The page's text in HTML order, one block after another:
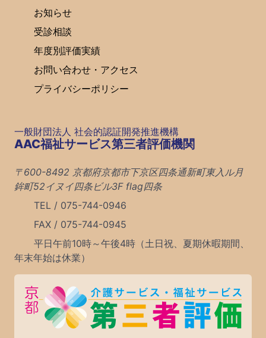
お知らせ
受診相談
年度別評価実績
お問い合わせ・アクセス
プライバシーポリシー
一般財団法人 社会的認証開発推進機構
AAC福祉サービス第三者評価機関
〒600-8492 京都府京都市下京区四条通新町東入ル月
鉾町52イヌイ四条ビル3F flag四条
TEL / 075-744-0946
FAX / 075-744-0945
平日午前10時～午後4時（土日祝、夏期休暇期間、
年末年始は休業）